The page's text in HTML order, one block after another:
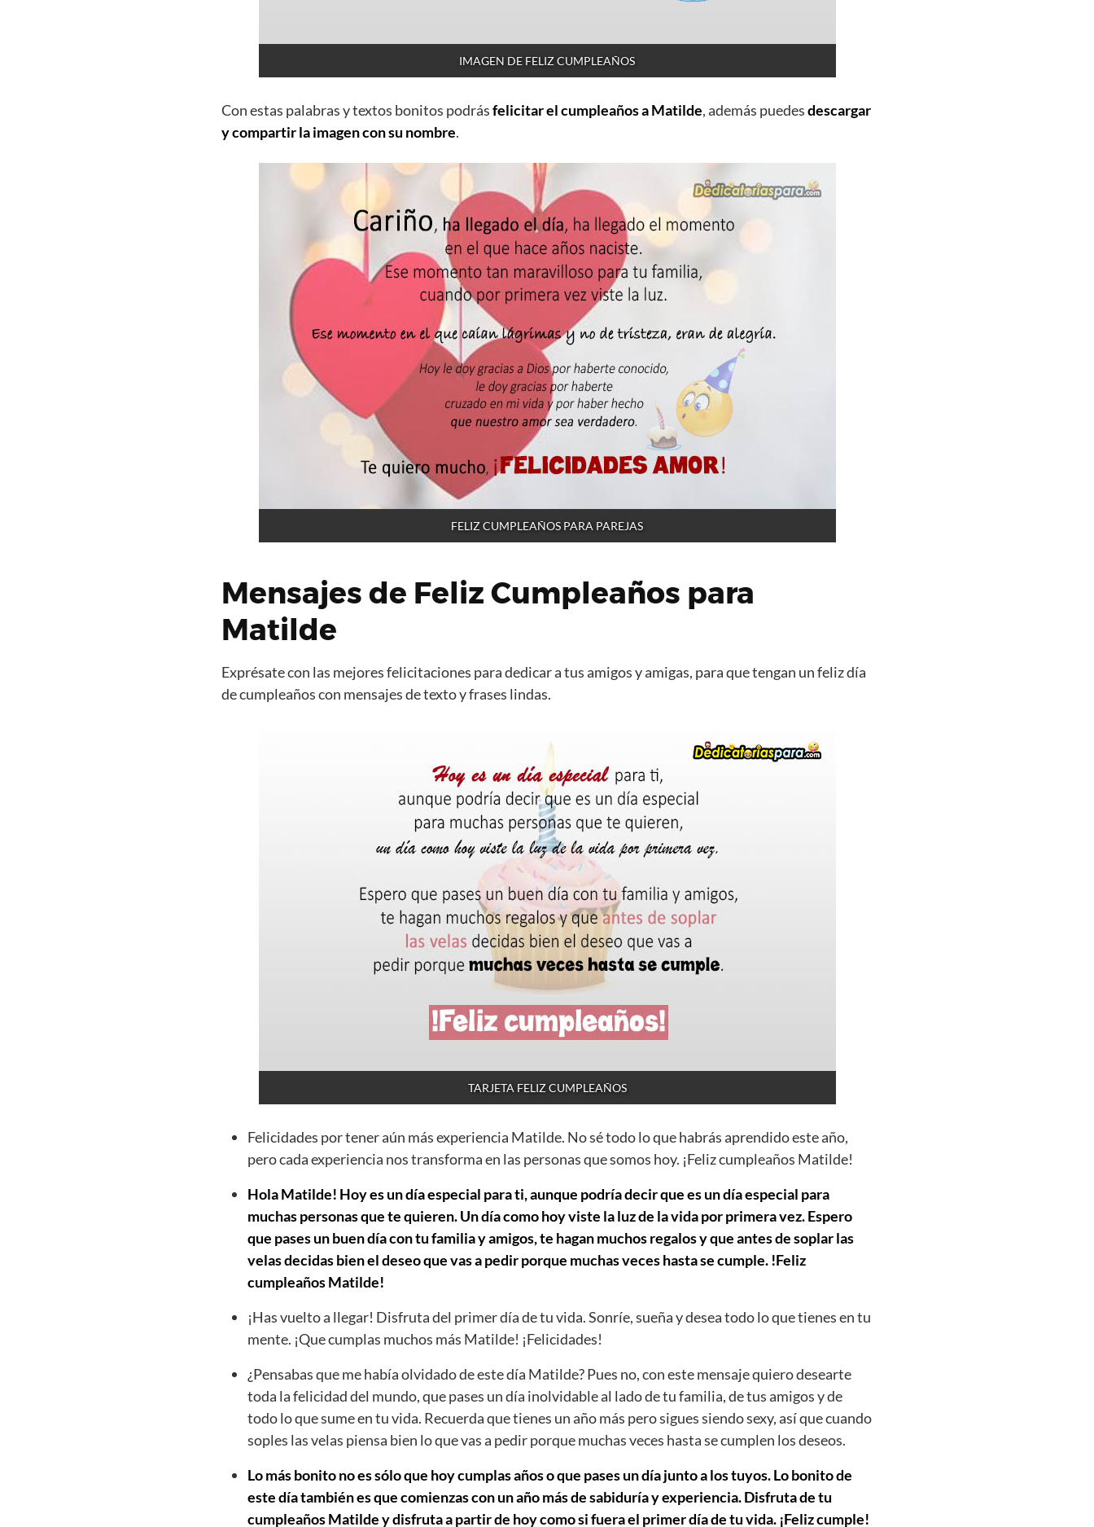
IMAGEN DE FELIZ CUMPLEAÑOS
Con estas palabras y textos bonitos podrásfelicitar el cumpleaños a Matilde, además puedesdescargar
y compartir la imagen con su nombre.
FELIZ CUMPLEAÑOS PARA PAREJAS
Mensajes de Feliz Cumpleaños para
Matilde
Exprésate con las mejores felicitaciones para dedicar a tus amigos y amigas, para que tengan un feliz día
de cumpleaños con mensajes de texto y frases lindas.
TARJETA FELIZ CUMPLEAÑOS
Felicidades por tener aún más experiencia Matilde. No sé todo lo que habrás aprendido este año,
pero cada experiencia nos transforma en las personas que somos hoy. ¡Feliz cumpleaños Matilde!
Hola Matilde! Hoy es un día especial para ti, aunque podría decir que es un día especial para
muchas personas que te quieren. Un día como hoy viste la luz de la vida por primera vez. Espero
que pases un buen día con tu familia y amigos, te hagan muchos regalos y que antes de soplar las
velas decidas bien el deseo que vas a pedir porque muchas veces hasta se cumple. !Feliz
cumpleaños Matilde!
¡Has vuelto a llegar! Disfruta del primer día de tu vida. Sonríe, sueña y desea todo lo que tienes en tu
mente. ¡Que cumplas muchos más Matilde! ¡Felicidades!
¿Pensabas que me había olvidado de este día Matilde? Pues no, con este mensaje quiero desearte
toda la felicidad del mundo, que pases un día inolvidable al lado de tu familia, de tus amigos y de
todo lo que sume en tu vida. Recuerda que tienes un año más pero sigues siendo sexy, así que cuando
soples las velas piensa bien lo que vas a pedir porque muchas veces hasta se cumplen los deseos.
Lo más bonito no es sólo que hoy cumplas años o que pases un día junto a los tuyos. Lo bonito de
este día también es que comienzas con un año más de sabiduría y experiencia. Disfruta de tu
cumpleaños Matilde y disfruta a partir de hoy como si fuera el primer día de tu vida. ¡Feliz cumple!